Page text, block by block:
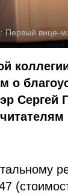
Первый вице-
о
Сергей